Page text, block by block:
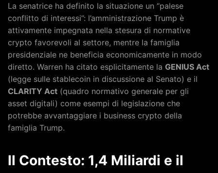
La senatrice ha definito la situazione un “palese
conflitto di interessi”: l’amministrazione Trump è
attivamente impegnata nella stesura di normative
crypto favorevoli al settore, mentre la famiglia
presidenziale ne beneficia economicamente in modo
diretto. Warren ha citato esplicitamente la GENIUS Act
(legge sulle stablecoin in discussione al Senato) e il
CLARITY Act (quadro normativo generale per gli
asset digitali) come esempi di legislazione che
potrebbe avvantaggiare i business crypto della
famiglia Trump.
Il Contesto: 1,4 Miliardi e il